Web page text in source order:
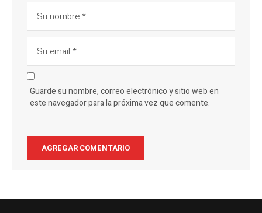
Guarde su nombre, correo electrónico y sitio web en
este navegador para la próxima vez que comente.